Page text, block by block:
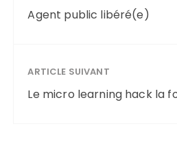
Agent public libéré(e)
ARTICLE SUIVANT
Le micro learning hack la